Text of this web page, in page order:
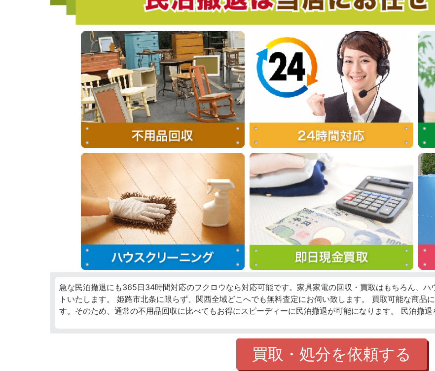
急な民泊撤退にも365日34時間対応のフクロウなら対応可能です。家具家電の回収・買取はもちろん、
トいたします。 姫路市北条に限らず、関西全域どこへでも無料査定にお伺い致します。 買取可能な商品
す。そのため、通常の不用品回収に比べてもお得にスピーディーに民泊撤退が可能になります。 民泊撤退
買取・処分を依頼する